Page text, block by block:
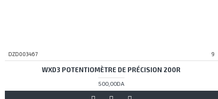
DZD003467 9
WXD3 POTENTIOMÈTRE DE PRÉCISION 200R
500,00DA